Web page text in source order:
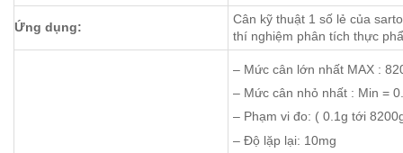
Ứng dụng:
Cân kỹ thuật 1 số lẻ của
thí nghiệm phân tích thực
– Mức cân lớn nhất MAX :
– Mức cân nhỏ nhất : Min =
– Phạm vi đo: ( 0.1g tới
– Độ lặp lại: 10mg